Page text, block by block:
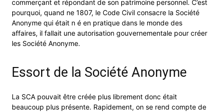
commerçant et répondant de son patrimoine personnel. C’est
pourquoi, quand ne 1807, le Code Civil consacre la Société
Anonyme qui était n é en pratique dans le monde des
affaires, il fallait une autorisation gouvernementale pour créer
les Société Anonyme.
Essort de la Société Anonyme
La SCA pouvait être créée plus librement donc était
beaucoup plus présente. Rapidement, on se rend compte de